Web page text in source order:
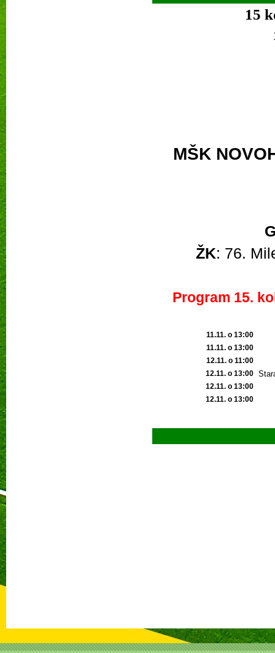
15
MŠK
ŽK: 76.
Program 15.
11.11. o 13:00
11.11. o 13:00
12.11. o 11:00
12.11. o 13:00
12.11. o 13:00
12.11. o 13:00